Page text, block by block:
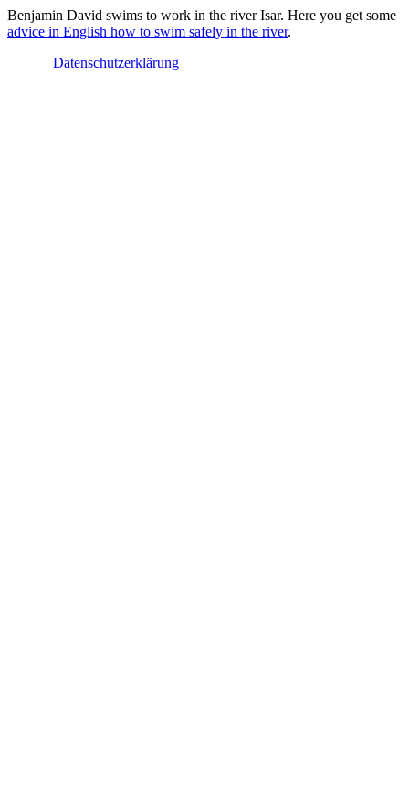
Benjamin David swims to work in the river Isar. Here you get some
advice in English how to swim safely in the river.
Datenschutzerklärung